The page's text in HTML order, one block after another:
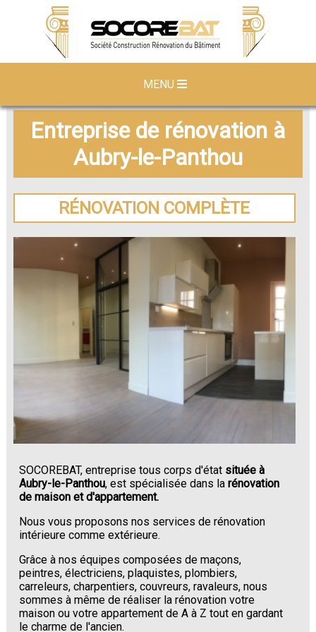
MENU
Entreprise de rénovation à
Aubry-le-Panthou
RÉNOVATION COMPLÈTE
SOCOREBAT, entreprise tous corps d'état située à
Aubry-le-Panthou, est spécialisée dans larénovation
de maison et d'appartement.
Nous vous proposons nos services de rénovation
intérieure comme extérieure.
Grâce à nos équipes composées de maçons,
peintres, électriciens, plaquistes, plombiers,
carreleurs, charpentiers, couvreurs, ravaleurs, nous
sommes à même de réaliser la rénovation votre
maison ou votre appartement de A à Z tout en gardant
le charme de l'ancien.